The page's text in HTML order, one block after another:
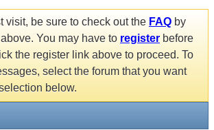
visit, be sure to check out the FAQ by
You may have to register before
the register link above to proceed. To
select the forum that you want
below.